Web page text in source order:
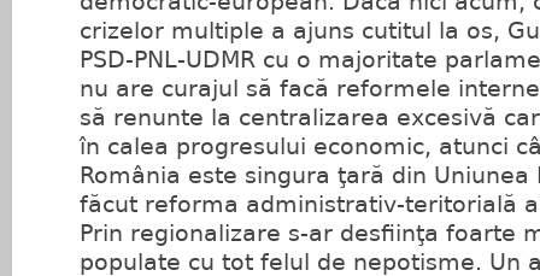
crizelor multiple a ajuns cutitul la os,
PSD-PNL-UDMR cu o majoritate
nu are curajul să facă reformele
să renunte la centralizarea excesivă
în calea progresului economic, atunci
România este singura ţară din Uniunea
făcut reforma administrativ-teritorială
Prin regionalizare s-ar desfiinţa foarte
populate cu tot felul de nepotisme. Un